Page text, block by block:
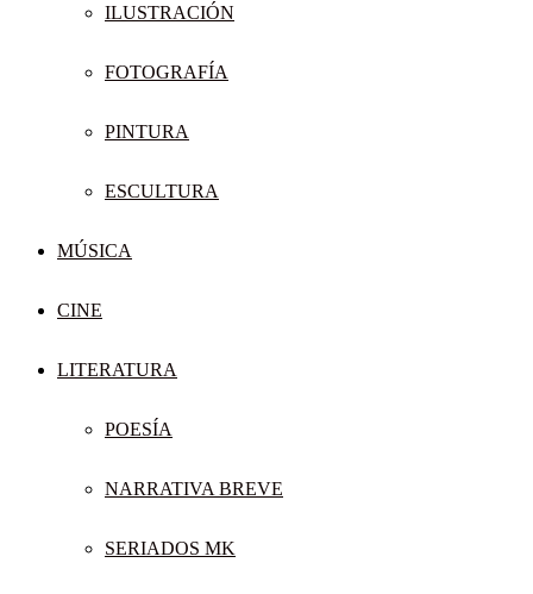
ILUSTRACIÓN
FOTOGRAFÍA
PINTURA
ESCULTURA
MÚSICA
CINE
LITERATURA
POESÍA
NARRATIVA BREVE
SERIADOS MK